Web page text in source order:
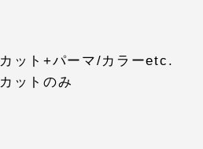
カット+パーマ/カラーetc.
カットのみ